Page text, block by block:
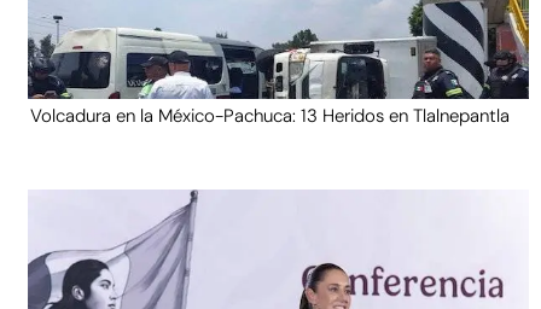
Volcadura en la México-Pachuca: 13 Heridos en Tlalnepantla